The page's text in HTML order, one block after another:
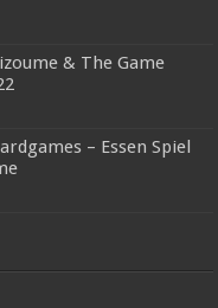
& The Game
– Essen Spiel